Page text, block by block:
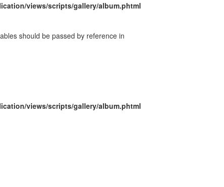
views/scripts/gallery/album.phtml
should be passed by reference in
views/scripts/gallery/album.phtml